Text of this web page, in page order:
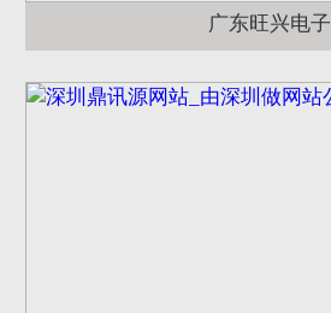
广东旺兴电子